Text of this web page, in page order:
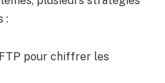
:
pour chiffrer les